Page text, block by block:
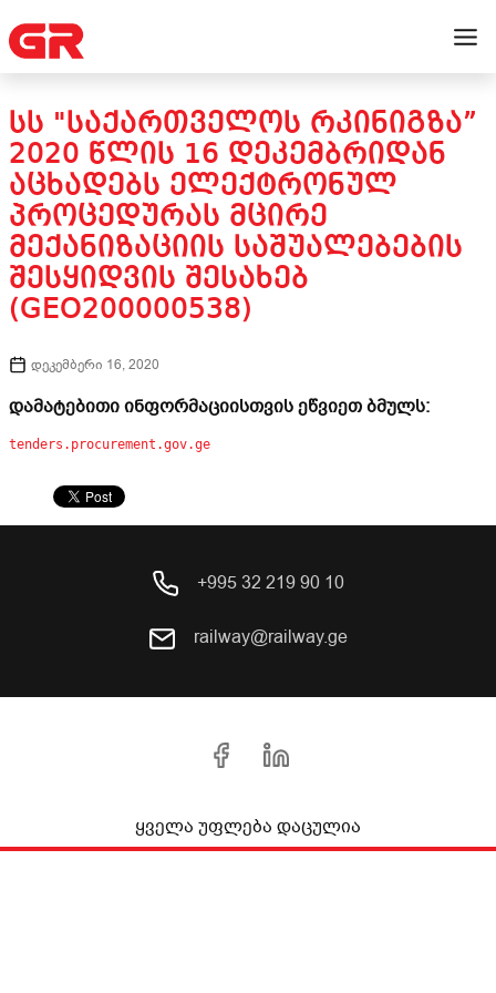
ᲡᲡ "ᲡᲐᲥᲐᲠᲗᲕᲔᲚᲝᲡ ᲠᲙᲘᲜᲘᲒᲖᲐ”
2020 ᲬᲚᲘᲡ 16 ᲓᲔᲙᲔᲛᲑᲠᲘᲓᲐᲜ
ᲐᲪᲮᲐᲓᲔᲑᲡ ᲔᲚᲔᲥᲢᲠᲝᲜᲣᲚ
ᲞᲠᲝᲪᲔᲓᲣᲠᲐᲡ ᲛᲪᲘᲠᲔ
ᲛᲔᲥᲐᲜᲘᲖᲐᲪᲘᲘᲡ ᲡᲐᲨᲣᲐᲚᲔᲑᲔᲑᲘᲡ
ᲨᲔᲡᲧᲘᲓᲕᲘᲡ ᲨᲔᲡᲐᲮᲔᲑ
(GEO200000538)
დეკემბერი 16, 2020
დამატებითი ინფორმაციისთვის ეწვიეთ ბმულს:
tenders.procurement.gov.ge
+995 32 219 90 10
railway@railway.ge
ყველა უფლება დაცულია